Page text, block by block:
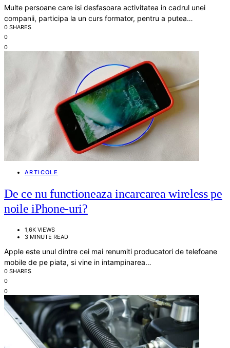
Multe persoane care isi desfasoara activitatea in cadrul unei
companii, participa la un curs formator, pentru a putea…
0 SHARES
0
0
ARTICOLE
De ce nu functioneaza incarcarea wireless pe
noile iPhone-uri?
1,6K VIEWS
3 MINUTE READ
Apple este unul dintre cei mai renumiti producatori de telefoane
mobile de pe piata, si vine in intampinarea…
0 SHARES
0
0